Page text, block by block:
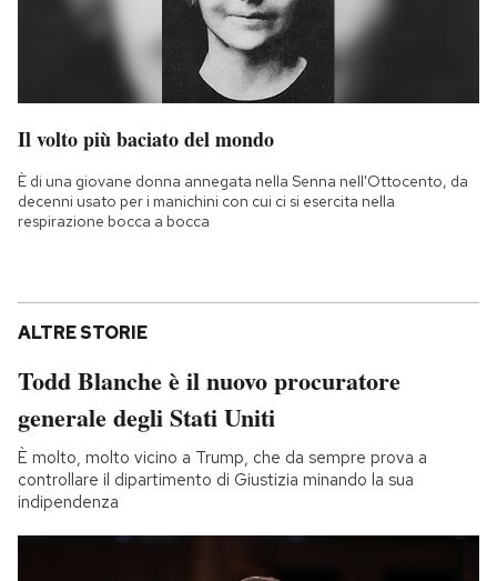
Il volto più baciato del mondo
È di una giovane donna annegata nella Senna nell'Ottocento, da
decenni usato per i manichini con cui ci si esercita nella
respirazione bocca a bocca
ALTRE STORIE
Todd Blanche è il nuovo procuratore
generale degli Stati Uniti
È molto, molto vicino a Trump, che da sempre prova a
controllare il dipartimento di Giustizia minando la sua
indipendenza